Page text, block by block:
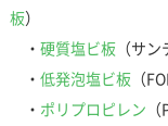
板）
・ 硬質塩ビ板（サン
・ 低発泡塩ビ板（
・ ポリプロピレン